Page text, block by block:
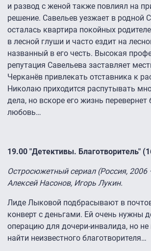
и развод с женой также повлиял на
решение. Савельев уезжает в родной
осталась квартира покойных
в лесной глуши и часто ездит на
названный в его честь. Высокая
репутация Савельева заставляет
Черканёв привлекать отставника к
Николаю приходится распутывать
дела, но вскоре его жизнь
любовь…
19.00 "Детективы. Благотворитель"
Остросюжетный сериал (Россия, 2006
Алексей Насонов, Игорь Лукин.
Лиде Лыковой подбрасывают в
конверт с деньгами. Ей очень нужны
операцию для дочери-инвалида, но
найти неизвестного благотворителя…